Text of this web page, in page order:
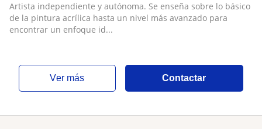
Artista independiente y autónoma. Se enseña sobre lo básico
de la pintura acrílica hasta un nivel más avanzado para
encontrar un enfoque id...
ver más Contactar